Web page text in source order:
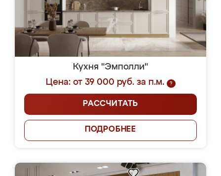
Кухня "Эмполли"
Цена: от 39 000 руб. за п.м.
?
РАССЧИТАТЬ
ПОДРОБНЕЕ